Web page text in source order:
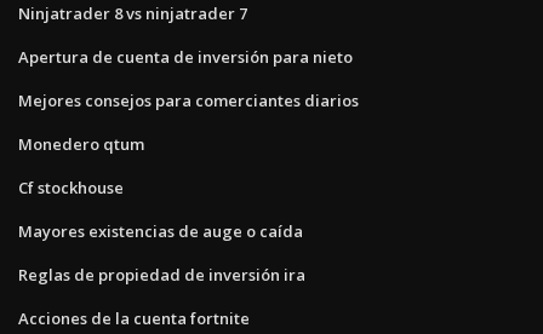
Ninjatrader 8 vs ninjatrader 7
Apertura de cuenta de inversión para nieto
Mejores consejos para comerciantes diarios
Monedero qtum
Cf stockhouse
Mayores existencias de auge o caída
Reglas de propiedad de inversión ira
Acciones de la cuenta fortnite